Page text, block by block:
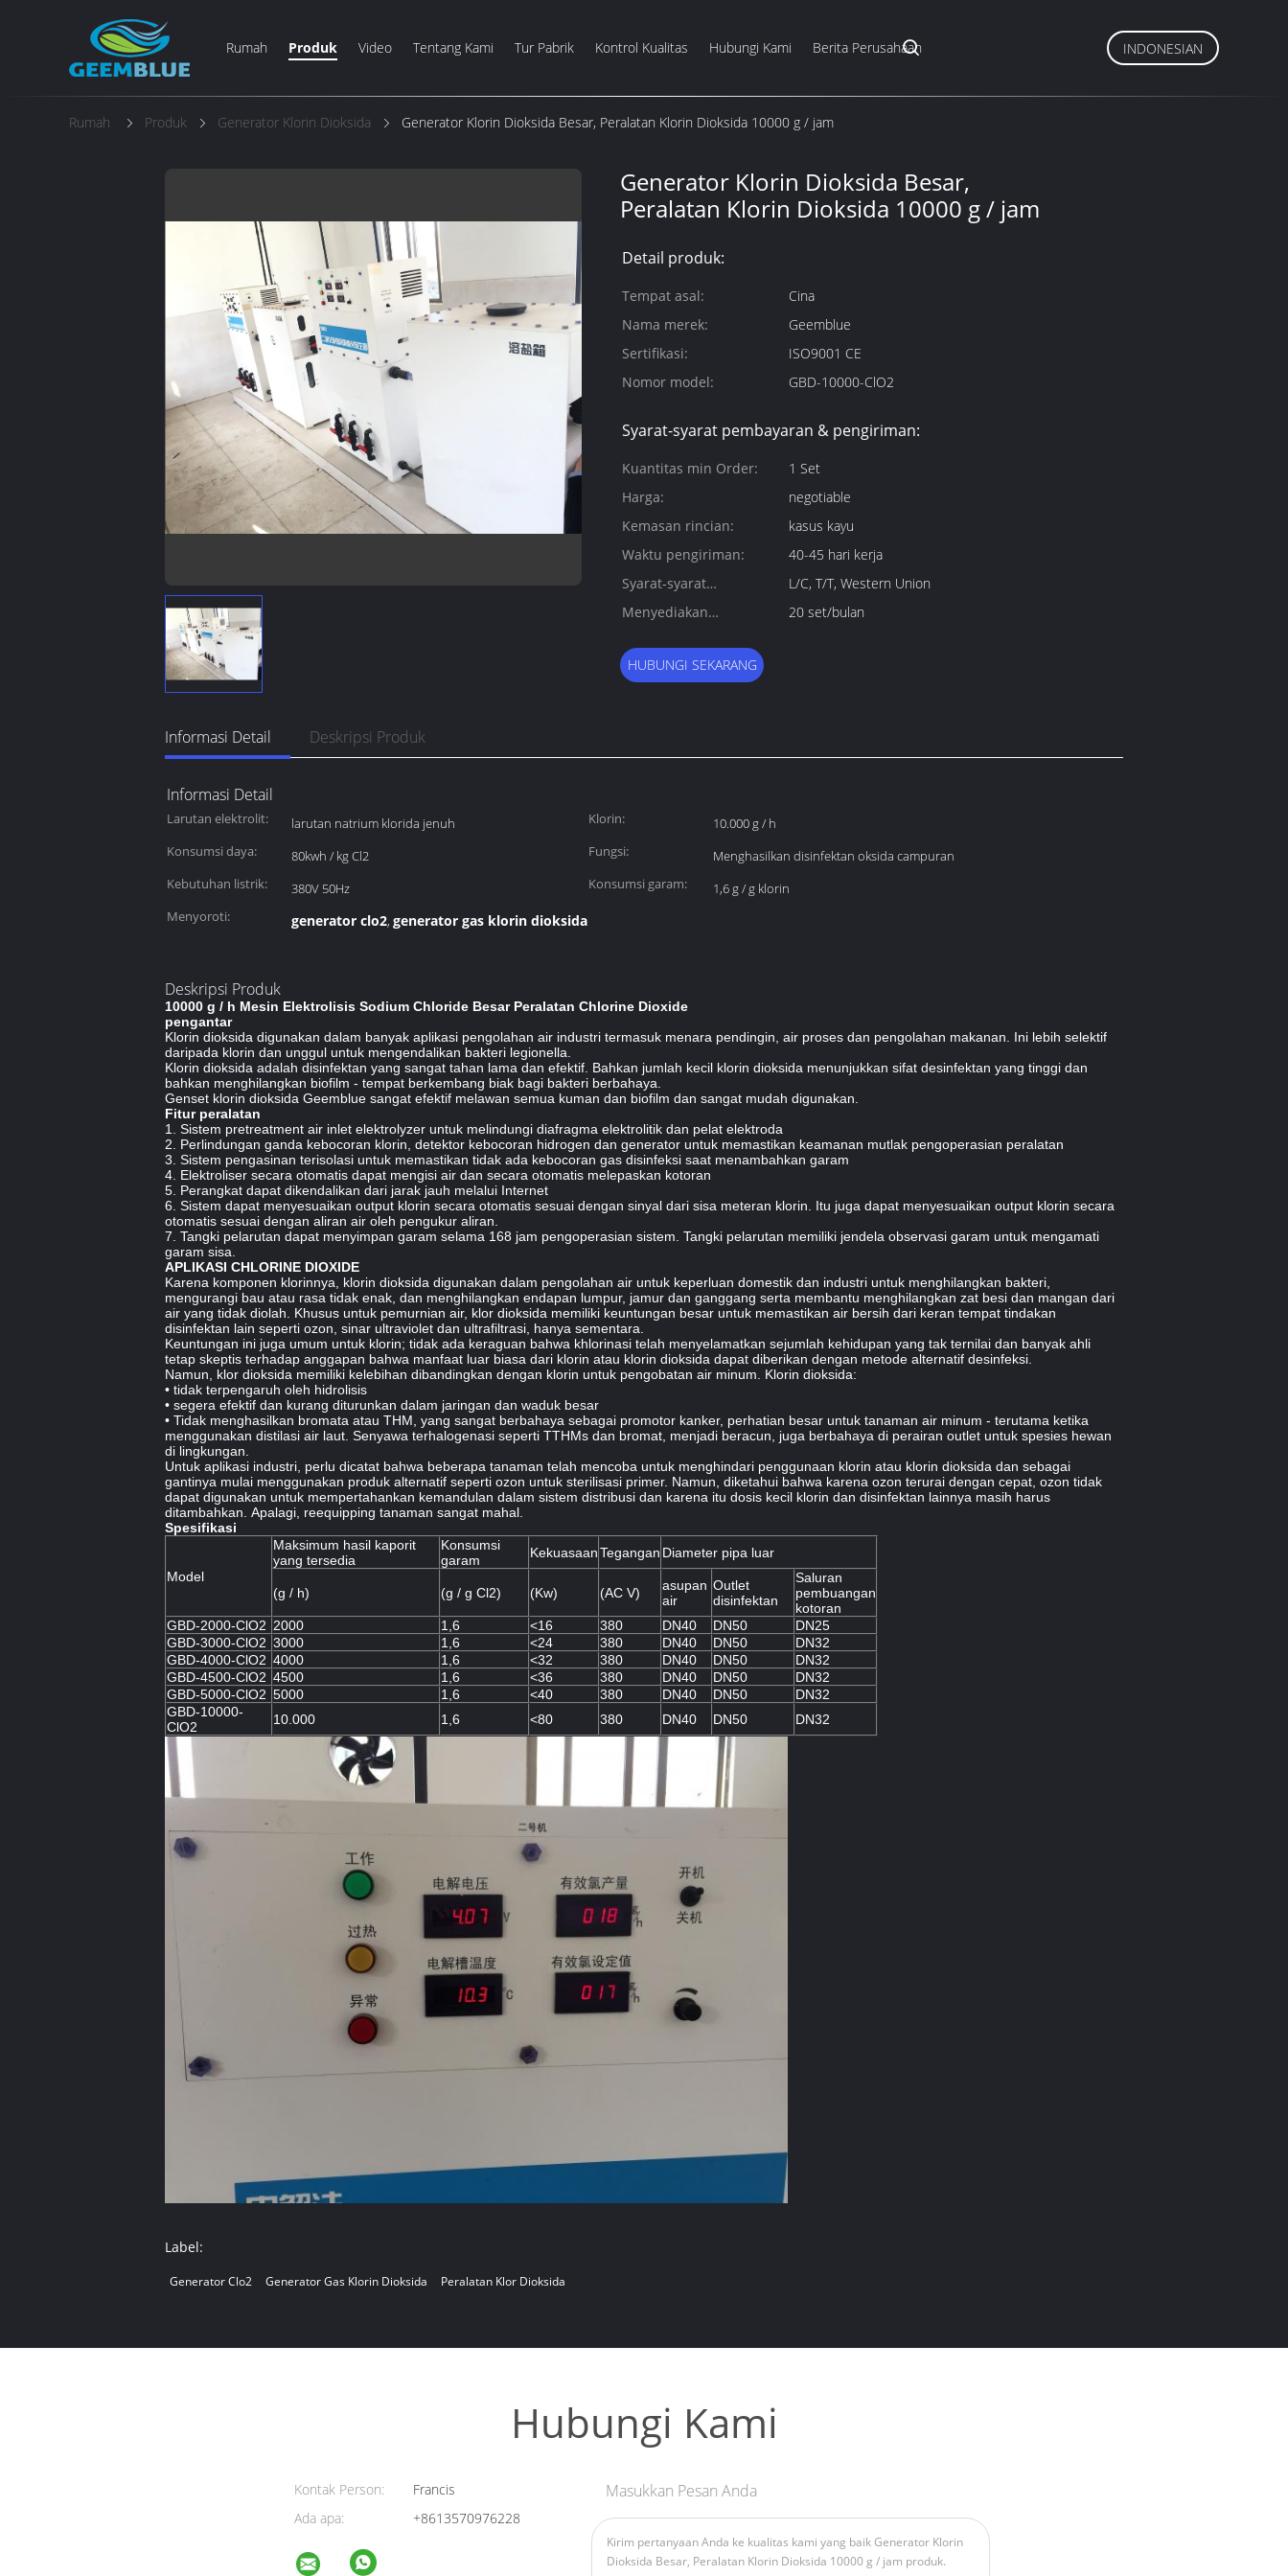
Rumah Produk Video Tentang Kami Tur Pabrik Kontrol Kualitas Hubungi Kami Berita Perusahaan INDONESIAN
Rumah Produk Generator Klorin Dioksida Generator Klorin Dioksida Besar, Peralatan Klorin Dioksida 10000 g / jam
Generator Klorin Dioksida Besar,
Peralatan Klorin Dioksida 10000 g / jam
Detail produk:
Tempat asal:
Cina
Nama merek:
Geemblue
Sertifikasi:
ISO9001 CE
Nomor model:
GBD-10000-ClO2
Syarat-syarat pembayaran & pengiriman:
Kuantitas min Order:
1 Set
Harga:
negotiable
Kemasan rincian:
kasus kayu
Waktu pengiriman:
40-45 hari kerja
Syarat-syarat
pembayaran:
L/C, T/T, Western Union
Menyediakan
20 set/bulan
HUBUNGI SEKARANG
Informasi Detail Deskripsi Produk
Informasi Detail
Larutan elektrolit: larutan natrium klorida jenuh Klorin:
10.000 g / h
Konsumsi daya:
80kwh / kg Cl2 Fungsi:
Menghasilkan disinfektan oksida campuran
Kebutuhan listrik:
380V 50Hz Konsumsi garam:
1,6 g / g klorin
Menyoroti:
generator clo2, generator gas klorin dioksida
Deskripsi Produk
10000 g / h Mesin Elektrolisis Sodium Chloride Besar Peralatan Chlorine Dioxide
pengantar
Klorin dioksida digunakan dalam banyak aplikasi pengolahan air industri termasuk menara pendingin, air proses dan pengolahan makanan.
Ini lebih selektif
daripada klorin dan unggul untuk mengendalikan bakteri legionella.
Klorin dioksida adalah disinfektan yang sangat tahan lama dan efektif. Bahkan jumlah kecil klorin dioksida menunjukkan sifat desinfektan yang tinggi dan
bahkan menghilangkan biofilm - tempat berkembang biak bagi bakteri berbahaya.
Genset klorin dioksida Geemblue sangat efektif melawan semua kuman dan biofilm dan sangat mudah digunakan.
Fitur peralatan
1. Sistem pretreatment air inlet elektrolyzer untuk melindungi diafragma elektrolitik dan pelat elektroda
2. Perlindungan ganda kebocoran klorin, detektor kebocoran hidrogen dan generator untuk memastikan keamanan mutlak pengoperasian peralatan
3. Sistem pengasinan terisolasi untuk memastikan tidak ada kebocoran gas disinfeksi saat menambahkan garam
4. Elektroliser secara otomatis dapat mengisi air dan secara otomatis melepaskan kotoran
5. Perangkat dapat dikendalikan dari jarak jauh melalui Internet
6. Sistem dapat menyesuaikan output klorin secara otomatis sesuai dengan sinyal dari sisa meteran klorin.
Itu juga dapat menyesuaikan output klorin secara
otomatis sesuai dengan aliran air oleh pengukur aliran.
7. Tangki pelarutan dapat menyimpan garam selama 168 jam pengoperasian sistem. Tangki pelarutan memiliki jendela observasi garam untuk mengamati
garam sisa.
APLIKASI CHLORINE DIOXIDE
Karena komponen klorinnya, klorin dioksida digunakan dalam pengolahan air untuk keperluan domestik dan industri untuk menghilangkan bakteri,
mengurangi bau atau rasa tidak enak, dan menghilangkan endapan lumpur, jamur dan ganggang serta membantu menghilangkan zat besi dan mangan dari
air yang tidak diolah.
Khusus untuk pemurnian air, klor dioksida memiliki keuntungan besar untuk memastikan air bersih dari keran tempat tindakan
disinfektan lain seperti ozon, sinar ultraviolet dan ultrafiltrasi, hanya sementara.
Keuntungan ini juga umum untuk klorin; tidak ada keraguan bahwa khlorinasi telah menyelamatkan sejumlah kehidupan yang tak ternilai dan banyak ahli
tetap skeptis terhadap anggapan bahwa manfaat luar biasa dari klorin atau klorin dioksida dapat diberikan dengan metode alternatif desinfeksi.
Namun, klor dioksida memiliki kelebihan dibandingkan dengan klorin untuk pengobatan air minum.
Klorin dioksida:
• tidak terpengaruh oleh hidrolisis
• segera efektif dan kurang diturunkan dalam jaringan dan waduk besar
• Tidak menghasilkan bromata atau THM, yang sangat berbahaya sebagai promotor kanker, perhatian besar untuk tanaman air minum - terutama ketika
menggunakan distilasi air laut. Senyawa terhalogenasi seperti TTHMs dan bromat, menjadi beracun, juga berbahaya di perairan outlet untuk spesies hewan
di lingkungan.
Untuk aplikasi industri, perlu dicatat bahwa beberapa tanaman telah mencoba untuk menghindari penggunaan klorin atau klorin dioksida dan sebagai
gantinya mulai menggunakan produk alternatif seperti ozon untuk sterilisasi primer. Namun, diketahui bahwa karena ozon terurai dengan cepat, ozon tidak
dapat digunakan untuk mempertahankan kemandulan dalam sistem distribusi dan karena itu dosis kecil klorin dan disinfektan lainnya masih harus
ditambahkan. Apalagi, reequipping tanaman sangat mahal.
Spesifikasi
Model
Maksimum hasil kaporit
yang tersedia
Konsumsi
garam
KekuasaanTegangan Diameter pipa luar
(g / h) (g / g Cl2) (Kw) (AC V)
asupan
air
Outlet
disinfektan
Saluran
pembuangan
kotoran
GBD-2000-ClO2 2000 1,6 <16 380 DN40 DN50
DN25
GBD-3000-ClO2 3000 1,6 <24 380 DN40 DN50
DN32
GBD-4000-ClO2 4000 1,6 <32 380 DN40 DN50
DN32
GBD-4500-ClO2 4500 1,6 <36 380 DN40 DN50
DN32
GBD-5000-ClO2 5000 1,6 <40 380 DN40 DN50
DN32
GBD-10000-
ClO2
10.000 1,6 <80 380 DN40 DN50 DN32
Label:
Generator Clo2 Generator Gas Klorin Dioksida Peralatan Klor Dioksida
Hubungi Kami
Kontak Person:
Francis
Ada apa:
+8613570976228
Masukkan Pesan Anda